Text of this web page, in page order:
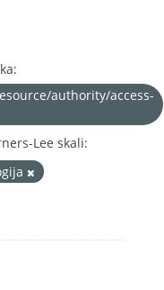
authority/access-
Lee skali: